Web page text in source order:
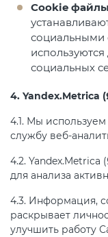
Cookie
социальными
социальных
4. Yandex.Metrica
4.1. Мы
службу веб-
4.2. Yandex.Metrica
для анализа
4.3. Информация,
раскрывает
улучшить работу